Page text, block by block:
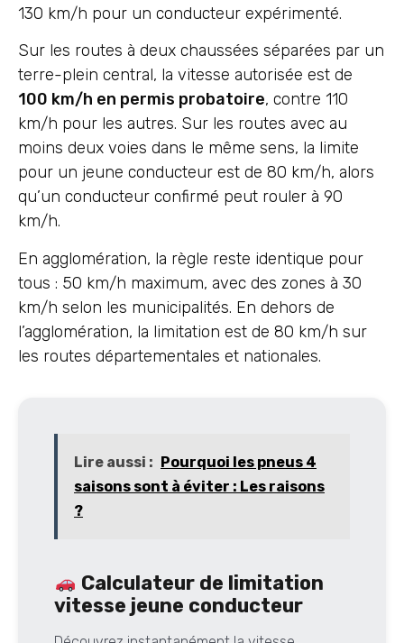
130 km/h pour un conducteur expérimenté.
Sur les routes à deux chaussées séparées par un
terre-plein central, la vitesse autorisée est de
100 km/h en permis probatoire, contre 110
km/h pour les autres. Sur les routes avec au
moins deux voies dans le même sens, la limite
pour un jeune conducteur est de 80 km/h, alors
qu’un conducteur confirmé peut rouler à 90
km/h.
En agglomération, la règle reste identique pour
tous : 50 km/h maximum, avec des zones à 30
km/h selon les municipalités. En dehors de
l’agglomération, la limitation est de 80 km/h sur
les routes départementales et nationales.
Lire aussi : Pourquoi les pneus 4
saisons sont à éviter : Les raisons
?
Calculateur de limitation
vitesse jeune conducteur